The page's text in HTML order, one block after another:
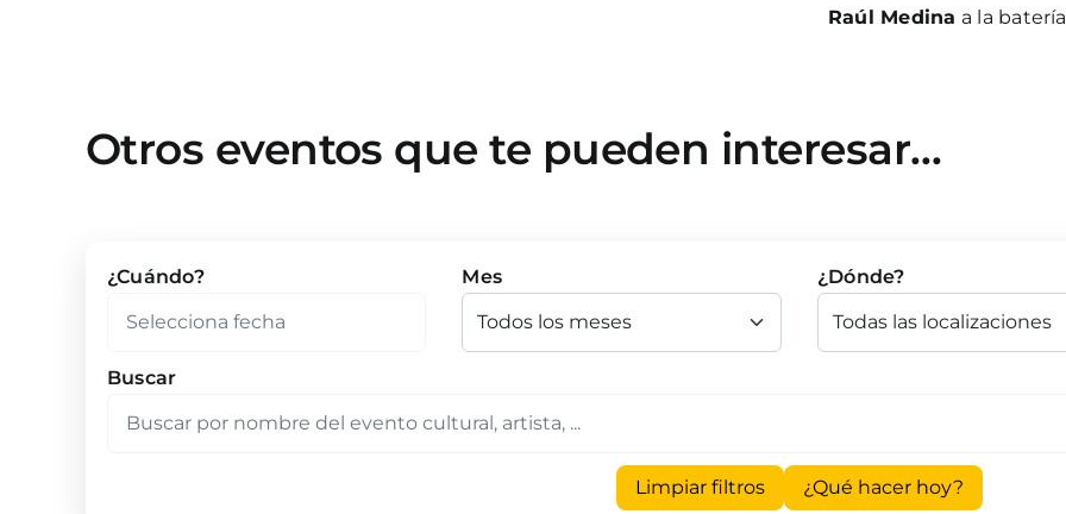
Raúl Medina a la
Otros eventos que te pueden interesar…
¿Cuándo? Mes ¿Dónde?
Buscar
Limpiar filtros ¿Qué hacer hoy?